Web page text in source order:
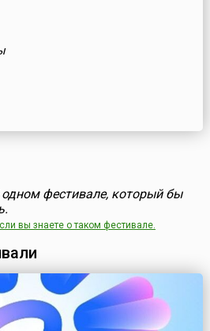
фестивале, который бы
вы знаете о таком фестивале.